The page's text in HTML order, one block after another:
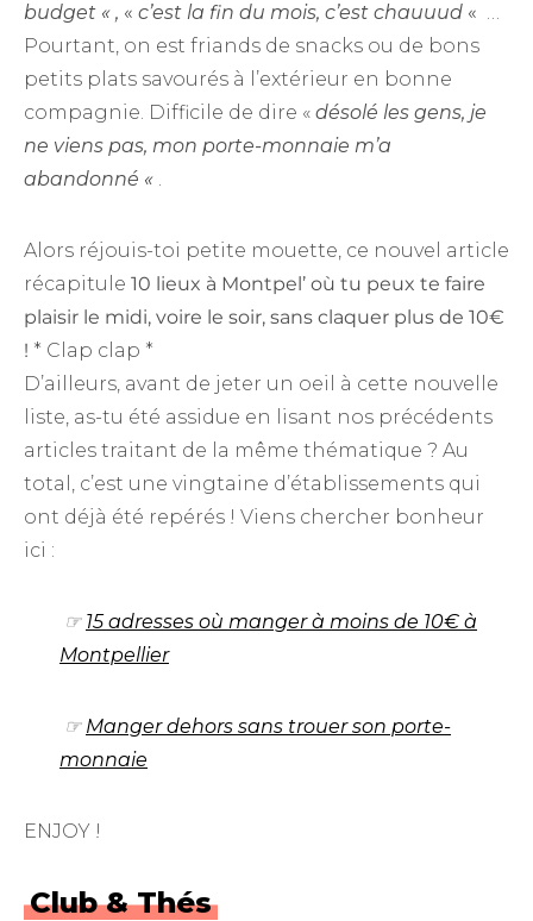
budget « , « c’est la fin du mois, c’est chauuud « …
Pourtant, on est friands de snacks ou de bons
petits plats savourés à l’extérieur en bonne
compagnie. Difficile de dire « désolé les gens, je
ne viens pas, mon porte-monnaie m’a
abandonné « .
Alors réjouis-toi petite mouette, ce nouvel article
récapitule 10 lieux à Montpel’ où tu peux te faire
plaisir le midi, voire le soir, sans claquer plus de 10€
! * Clap clap *
D’ailleurs, avant de jeter un oeil à cette nouvelle
liste, as-tu été assidue en lisant nos précédents
articles traitant de la même thématique ? Au
total, c’est une vingtaine d’établissements qui
ont déjà été repérés ! Viens chercher bonheur
ici :
☞ 15 adresses où manger à moins de 10€ à
Montpellier
☞ Manger dehors sans trouer son porte-
monnaie
ENJOY !
Club & Thés